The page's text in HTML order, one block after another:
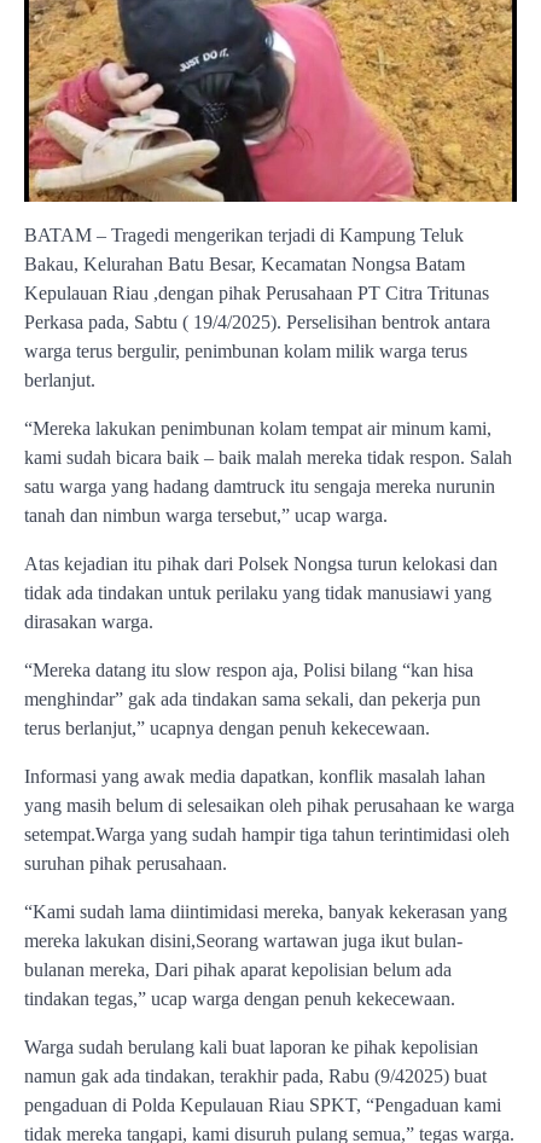
BATAM – Tragedi mengerikan terjadi di Kampung Teluk
Bakau, Kelurahan Batu Besar, Kecamatan Nongsa Batam
Kepulauan Riau ,dengan pihak Perusahaan PT Citra Tritunas
Perkasa pada, Sabtu ( 19/4/2025). Perselisihan bentrok antara
warga terus bergulir, penimbunan kolam milik warga terus
berlanjut.
“Mereka lakukan penimbunan kolam tempat air minum kami,
kami sudah bicara baik – baik malah mereka tidak respon. Salah
satu warga yang hadang damtruck itu sengaja mereka nurunin
tanah dan nimbun warga tersebut,” ucap warga.
Atas kejadian itu pihak dari Polsek Nongsa turun kelokasi dan
tidak ada tindakan untuk perilaku yang tidak manusiawi yang
dirasakan warga.
“Mereka datang itu slow respon aja, Polisi bilang “kan hisa
menghindar” gak ada tindakan sama sekali, dan pekerja pun
terus berlanjut,” ucapnya dengan penuh kekecewaan.
Informasi yang awak media dapatkan, konflik masalah lahan
yang masih belum di selesaikan oleh pihak perusahaan ke warga
setempat.Warga yang sudah hampir tiga tahun terintimidasi oleh
suruhan pihak perusahaan.
“Kami sudah lama diintimidasi mereka, banyak kekerasan yang
mereka lakukan disini,Seorang wartawan juga ikut bulan-
bulanan mereka, Dari pihak aparat kepolisian belum ada
tindakan tegas,” ucap warga dengan penuh kekecewaan.
Warga sudah berulang kali buat laporan ke pihak kepolisian
namun gak ada tindakan, terakhir pada, Rabu (9/42025) buat
pengaduan di Polda Kepulauan Riau SPKT, “Pengaduan kami
tidak mereka tangapi, kami disuruh pulang semua,” tegas warga.